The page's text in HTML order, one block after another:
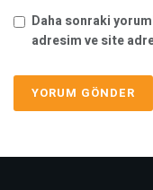
Daha sonraki
adresim ve site